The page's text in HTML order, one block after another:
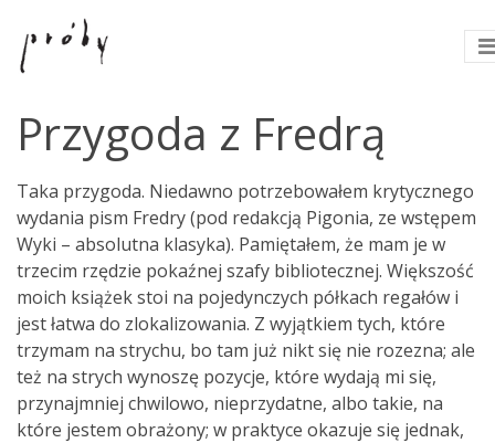
Przygoda z Fredrą
Taka przygoda. Niedawno potrzebowałem krytycznego
wydania pism Fredry (pod redakcją Pigonia, ze wstępem
Wyki – absolutna klasyka). Pamiętałem, że mam je w
trzecim rzędzie pokaźnej szafy bibliotecznej. Większość
moich książek stoi na pojedynczych półkach regałów i
jest łatwa do zlokalizowania. Z wyjątkiem tych, które
trzymam na strychu, bo tam już nikt się nie rozezna; ale
też na strych wynoszę pozycje, które wydają mi się,
przynajmniej chwilowo, nieprzydatne, albo takie, na
które jestem obrażony; w praktyce okazuje się jednak,